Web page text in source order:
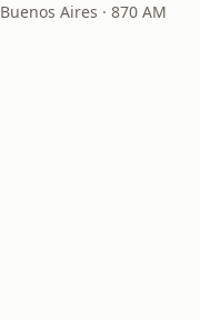
Buenos Aires · 870 AM